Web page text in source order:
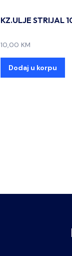
KZ.ULJE STRIJAL
10,00 KM
Dodaj u korpu